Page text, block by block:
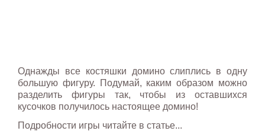
Однажды все костяшки домино слиплись в одну
большую фигуру. Подумай, каким образом можно
разделить фигуры так, чтобы из оставшихся
кусочков получилось настоящее домино!
Подробности игры читайте в статье...